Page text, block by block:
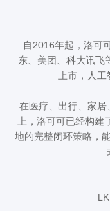
自2016年起，洛可
东、美团、科大讯飞
上市，人
在医疗、出行、家
上，洛可可已经构
地的完整闭环策略，